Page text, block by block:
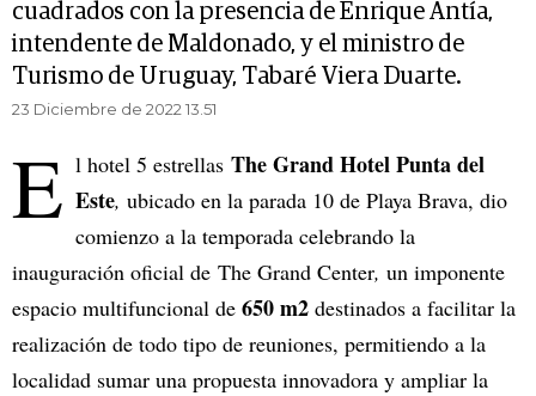
cuadrados con la presencia de Enrique Antía,
intendente de Maldonado, y el ministro de
Turismo de Uruguay, Tabaré Viera Duarte.
23 Diciembre de 2022 13.51
E l hotel 5 estrellas The Grand Hotel Punta del
Este, ubicado en la parada 10 de Playa Brava, dio
comienzo a la temporada celebrando la
inauguración oficial de The Grand Center, un imponente
espacio multifuncional de 650 m2 destinados a facilitar la
realización de todo tipo de reuniones, permitiendo a la
localidad sumar una propuesta innovadora y ampliar la